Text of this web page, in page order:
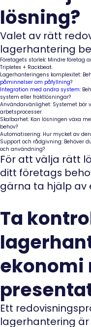
lösning?
Valet av rätt
lagerhantering
Företagets storlek: Mindre företag
Tripletex + Rackbeat.
Lagerhanteringens komplexitet:
påminnelser om påfyllning?
Integration med andra system:
system eller fraktlösningar?
Användarvänlighet: Systemet bör
arbetsprocesser.
Skalbarhet: Kan lösningen växa
behov?
Automatisering: Hur mycket av
Support och rådgivning: Behöver
och användning?
För att välja rätt
ditt företags
gärna ta hjälp av
Ta
ekonomi
Ett
lagerhantering